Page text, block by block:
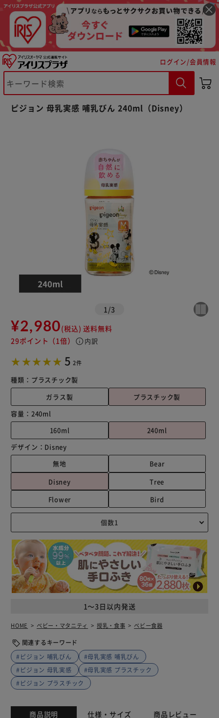
ログイン/会員情報
ピジョン 母乳実感 哺乳びん 240ml（Disney）
1 /3
¥2,980(税込) 送料無料
29ポイント （1倍） info 内訳
5 2件
種類： プラスチック製
ガラス製
プラスチック製
容量： 240ml
160ml
240ml
デザイン： Disney
無地
Bear
Disney
Tree
Flower
Bird
1～3日以内発送
HOME ベビー・マタニティ 授乳・食事 ベビー食器
関連するキーワード
#ピジョン 哺乳びん
#母乳実感 哺乳びん
#ピジョン 母乳実感
#母乳実感 プラスチック
#ピジョン プラスチック
商品説明 仕様・サイズ 商品レビュー
※ご確認ください